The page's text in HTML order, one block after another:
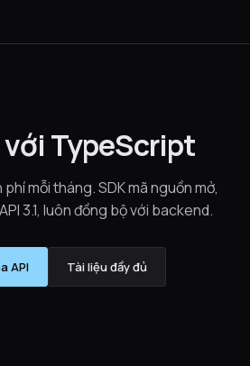
với TypeScript
mỗi tháng. SDK mã nguồn mở,
3.1, luôn đồng bộ với backend.
API Tài liệu đầy đủ